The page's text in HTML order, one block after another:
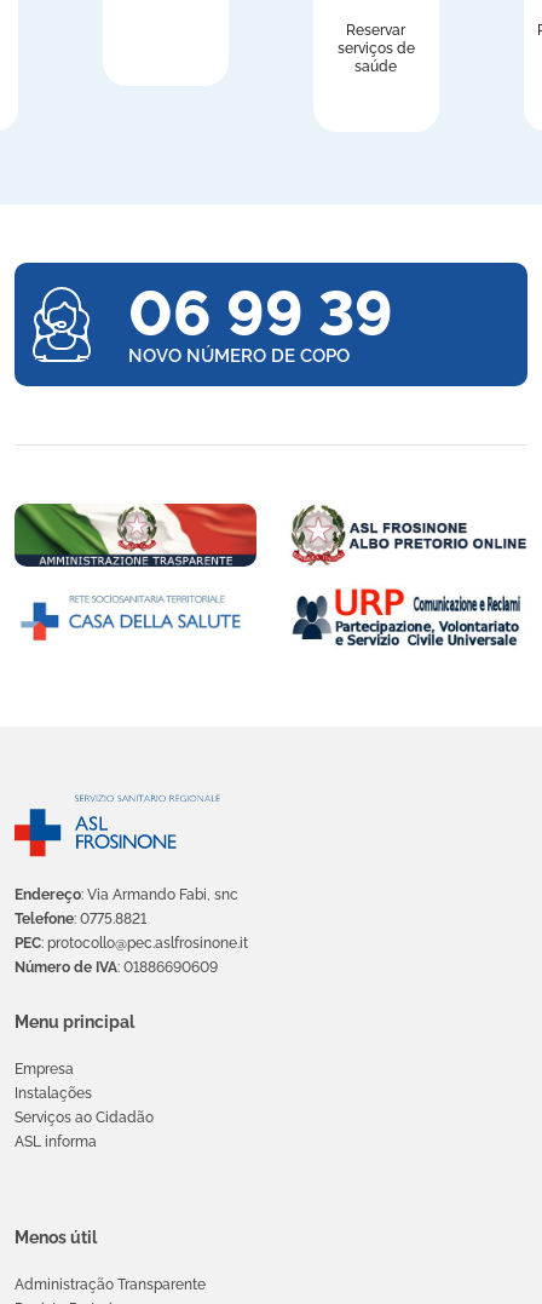
Reservar
serviços de
saúde
06 99 39
NOVO NÚMERO DE COPO
Endereço: Via Armando Fabi, snc
Telefone: 0775.8821
PEC: protocollo@pec.aslfrosinone.it
Número de IVA: 01886690609
Menu principal
Empresa
Instalações
Serviços ao Cidadão
ASL informa
Menos útil
Administração Transparente